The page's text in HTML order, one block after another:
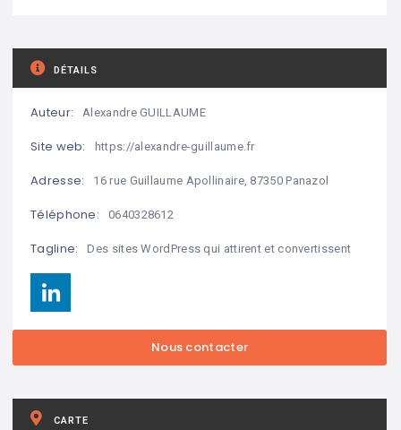
DÉTAILS
Auteur: Alexandre GUILLAUME
Site web: https://alexandre-guillaume.fr
Adresse: 16 rue Guillaume Apollinaire, 87350 Panazol
Téléphone: 0640328612
Tagline: Des sites WordPress qui attirent et convertissent
CARTE